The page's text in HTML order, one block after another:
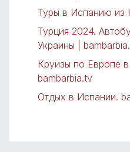
Туры в Испанию из
Турция 2024.
Украины |
Круизы по Европе в
bambarbia.tv
Отдых в Испании.